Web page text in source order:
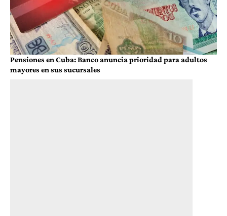
Pensiones en Cuba: Banco anuncia prioridad para adultos
mayores en sus sucursales